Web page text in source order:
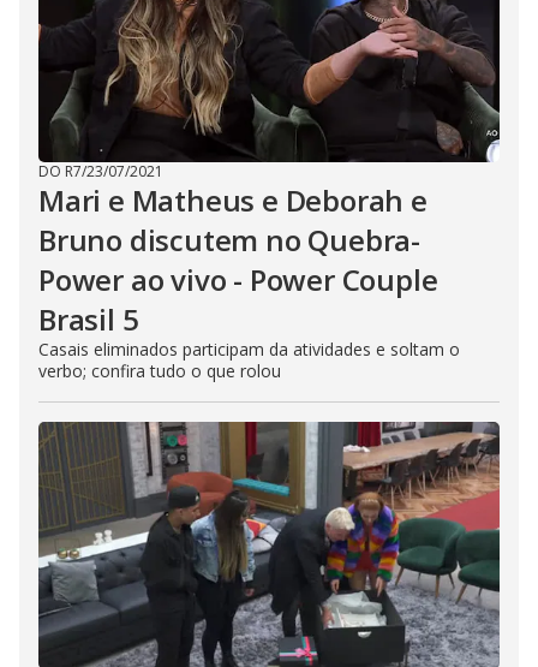
DO R7/23/07/2021
Mari e Matheus e Deborah e
Bruno discutem no Quebra-
Power ao vivo - Power Couple
Brasil 5
Casais eliminados participam da atividades e soltam o
verbo; confira tudo o que rolou